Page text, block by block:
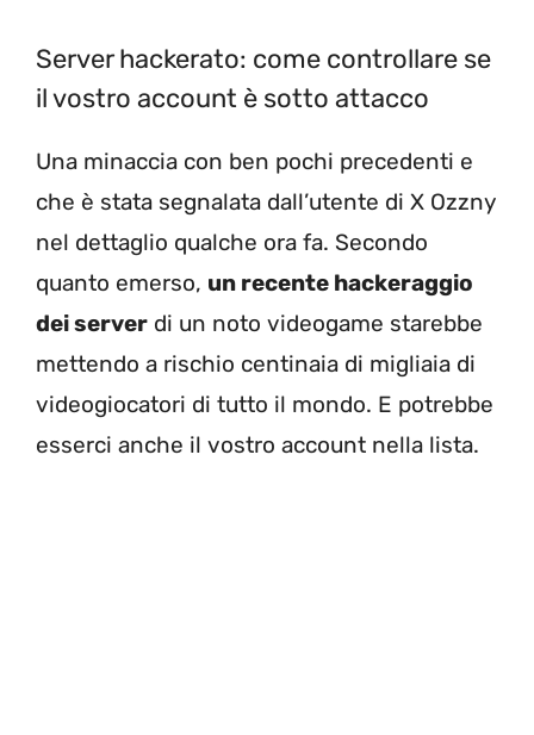
Server hackerato: come controllare se
il vostro account è sotto attacco
Una minaccia con ben pochi precedenti e
che è stata segnalata dall’utente di X Ozzny
nel dettaglio qualche ora fa. Secondo
quanto emerso, un recente hackeraggio
dei server di un noto videogame starebbe
mettendo a rischio centinaia di migliaia di
videogiocatori di tutto il mondo. E potrebbe
esserci anche il vostro account nella lista.